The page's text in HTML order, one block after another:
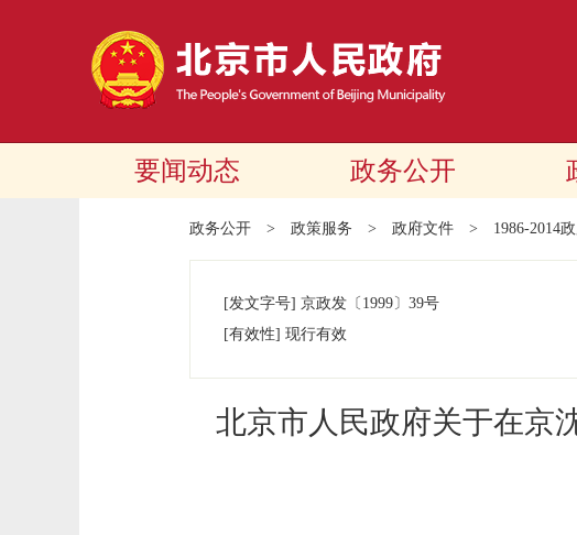
要闻动态 政务公开
政务公开 > 政策服务 > 政府文件 > 1986-2014
[发文字号] 京政发 〔1999〕 39号
[有效性] 现行有效
北京市人民政府关于在京